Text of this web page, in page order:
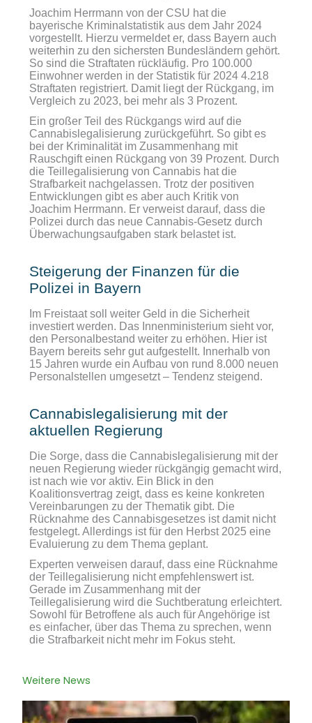
Joachim Herrmann von der CSU hat die
bayerische Kriminalstatistik aus dem Jahr 2024
vorgestellt. Hierzu vermeldet er, dass Bayern auch
weiterhin zu den sichersten Bundesländern gehört.
So sind die Straftaten rückläufig. Pro 100.000
Einwohner werden in der Statistik für 2024 4.218
Straftaten registriert. Damit liegt der Rückgang, im
Vergleich zu 2023, bei mehr als 3 Prozent.
Ein großer Teil des Rückgangs wird auf die
Cannabislegalisierung zurückgeführt. So gibt es
bei der Kriminalität im Zusammenhang mit
Rauschgift einen Rückgang von 39 Prozent. Durch
die Teillegalisierung von Cannabis hat die
Strafbarkeit nachgelassen. Trotz der positiven
Entwicklungen gibt es aber auch Kritik von
Joachim Herrmann. Er verweist darauf, dass die
Polizei durch das neue Cannabis-Gesetz durch
Überwachungsaufgaben stark belastet ist.
Steigerung der Finanzen für die
Polizei in Bayern
Im Freistaat soll weiter Geld in die Sicherheit
investiert werden. Das Innenministerium sieht vor,
den Personalbestand weiter zu erhöhen. Hier ist
Bayern bereits sehr gut aufgestellt. Innerhalb von
15 Jahren wurde ein Aufbau von rund 8.000 neuen
Personalstellen umgesetzt – Tendenz steigend.
Cannabislegalisierung mit der
aktuellen Regierung
Die Sorge, dass die Cannabislegalisierung mit der
neuen Regierung wieder rückgängig gemacht wird,
ist nach wie vor aktiv. Ein Blick in den
Koalitionsvertrag zeigt, dass es keine konkreten
Vereinbarungen zu der Thematik gibt. Die
Rücknahme des Cannabisgesetzes ist damit nicht
festgelegt. Allerdings ist für den Herbst 2025 eine
Evaluierung zu dem Thema geplant.
Experten verweisen darauf, dass eine Rücknahme
der Teillegalisierung nicht empfehlenswert ist.
Gerade im Zusammenhang mit der
Teillegalisierung wird die Suchtberatung erleichtert.
Sowohl für Betroffene als auch für Angehörige ist
es einfacher, über das Thema zu sprechen, wenn
die Strafbarkeit nicht mehr im Fokus steht.
Weitere News